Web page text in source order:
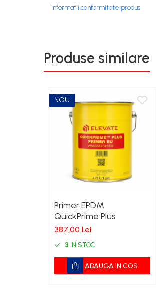
Informatii conformitate produs
Produse similare
NOU
Primer EPDM
QuickPrime Plus
387,00 Lei
3 IN STOC
ADAUGA IN COS